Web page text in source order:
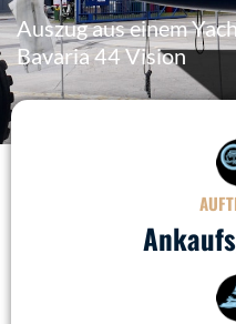
Auszug aus einem
Bavaria 44 Vision